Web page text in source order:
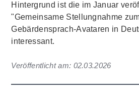
Hintergrund ist die im Januar
"Gemeinsame Stellungnahme
Gebärdensprach-Avataren in
interessant.
Veröffentlicht am: 02.03.2026